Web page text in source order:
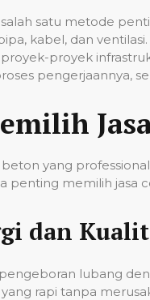
satu metode
kabel, dan
proyek
pengerjaannya,
yang
penting memilih jasa
dan
lubang
rapi tanpa